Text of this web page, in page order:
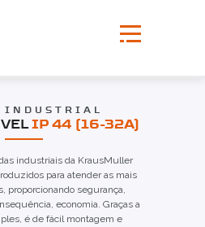
INDUSTRIAL
IP 44 (16-32A)
industriais da KrausMuller
para atender as mais
proporcionando segurança,
economia. Graças a
é de fácil montagem e